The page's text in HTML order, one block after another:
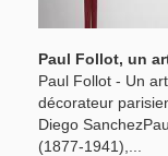
Paul Follot, un
Paul Follot - Un
décorateur
Diego
(1877-1941),...